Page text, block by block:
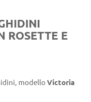
ROSETTE E
modello Victoria